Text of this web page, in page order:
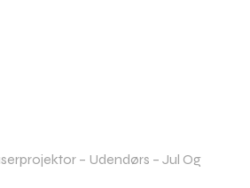
– Udendørs – Jul Og